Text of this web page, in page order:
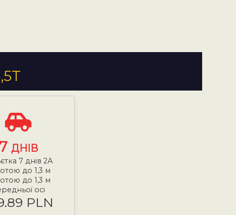
7ДНІВ
7 днів 2А
до 1,3 м
до 1,3 м
осі
PLN